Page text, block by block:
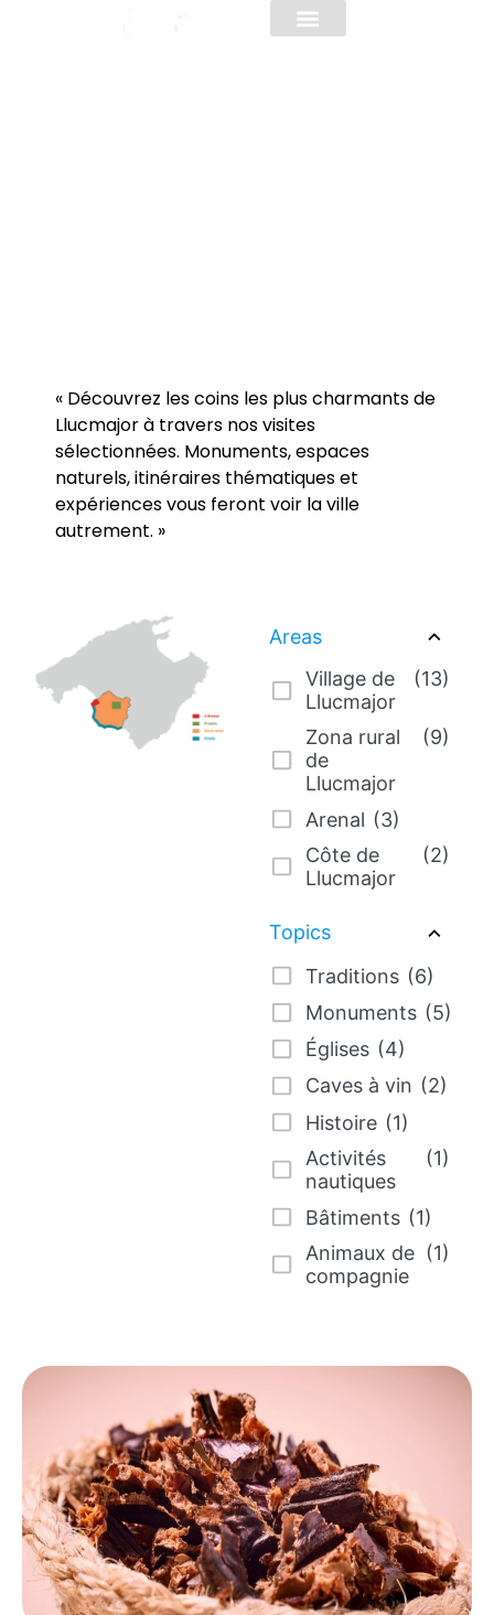
« Découvrez les coins les plus charmants de
Llucmajor à travers nos visites
sélectionnées. Monuments, espaces
naturels, itinéraires thématiques et
expériences vous feront voir la ville
autrement. »
Areas
Village de
Llucmajor
(13)
Zona rural
de
Llucmajor
(9)
Arenal (3)
Côte de
Llucmajor
(2)
Topics
Traditions (6)
Monuments (5)
Églises (4)
Caves à vin (2)
Histoire (1)
Activités
nautiques
(1)
Bâtiments (1)
Animaux de
compagnie
(1)